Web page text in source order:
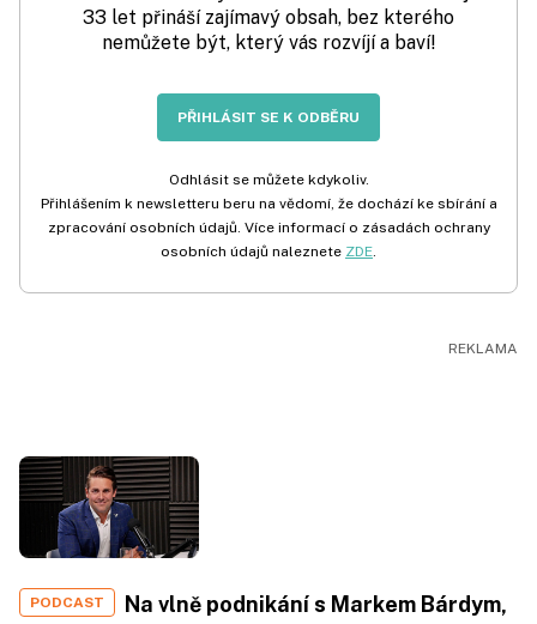
33 let přináší zajímavý obsah, bez kterého
nemůžete být, který vás rozvíjí a baví!
PŘIHLÁSIT SE K ODBĚRU
Odhlásit se můžete kdykoliv.
Přihlášením k newsletteru beru na vědomí, že dochází ke sbírání a
zpracování osobních údajů. Více informací o zásadách ochrany
osobních údajů naleznete ZDE.
PODCAST
Na vlně podnikání s Markem Bárdym,